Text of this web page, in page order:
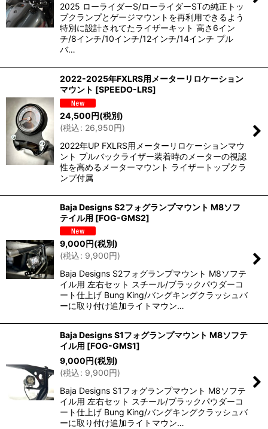
2025 ローライダーS/ローライダーSTの純正トッ
プクランプとゲージマウントを再利用できるよう
特別に設計されてたライザーキット 高さ6イン
チ/8インチ/10インチ/12インチ/14インチ プル
バ…
2022-2025年FXLRS用メーターリロケーション
マウント [SPEEDO-LRS]
24,500円(税別)
(税込: 26,950円)
2022年UP FXLRS用メーターリロケーションマウ
ント プルバックライザー装着時のメーターの視認
性を高めるメーターマウント ライザートップクラ
ンプ付属
Baja Designs S2フォグランプマウント M8ソフ
テイル用 [FOG-GMS2]
9,000円(税別)
(税込: 9,900円)
Baja Designs S2フォグランプマウント M8ソフテ
イル用 左右セット スチール/ブラックパウダーコ
ート仕上げ Bung King/バングキングクラッシュバ
ーに取り付け追加ライトマウン…
Baja Designs S1フォグランプマウント M8ソフテ
イル用 [FOG-GMS1]
9,000円(税別)
(税込: 9,900円)
Baja Designs S1フォグランプマウント M8ソフテ
イル用 左右セット スチール/ブラックパウダーコ
ート仕上げ Bung King/バングキングクラッシュバ
ーに取り付け追加ライトマウン…